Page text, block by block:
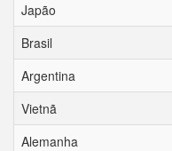
Japão
Brasil
Argentina
Vietnã
Alemanha